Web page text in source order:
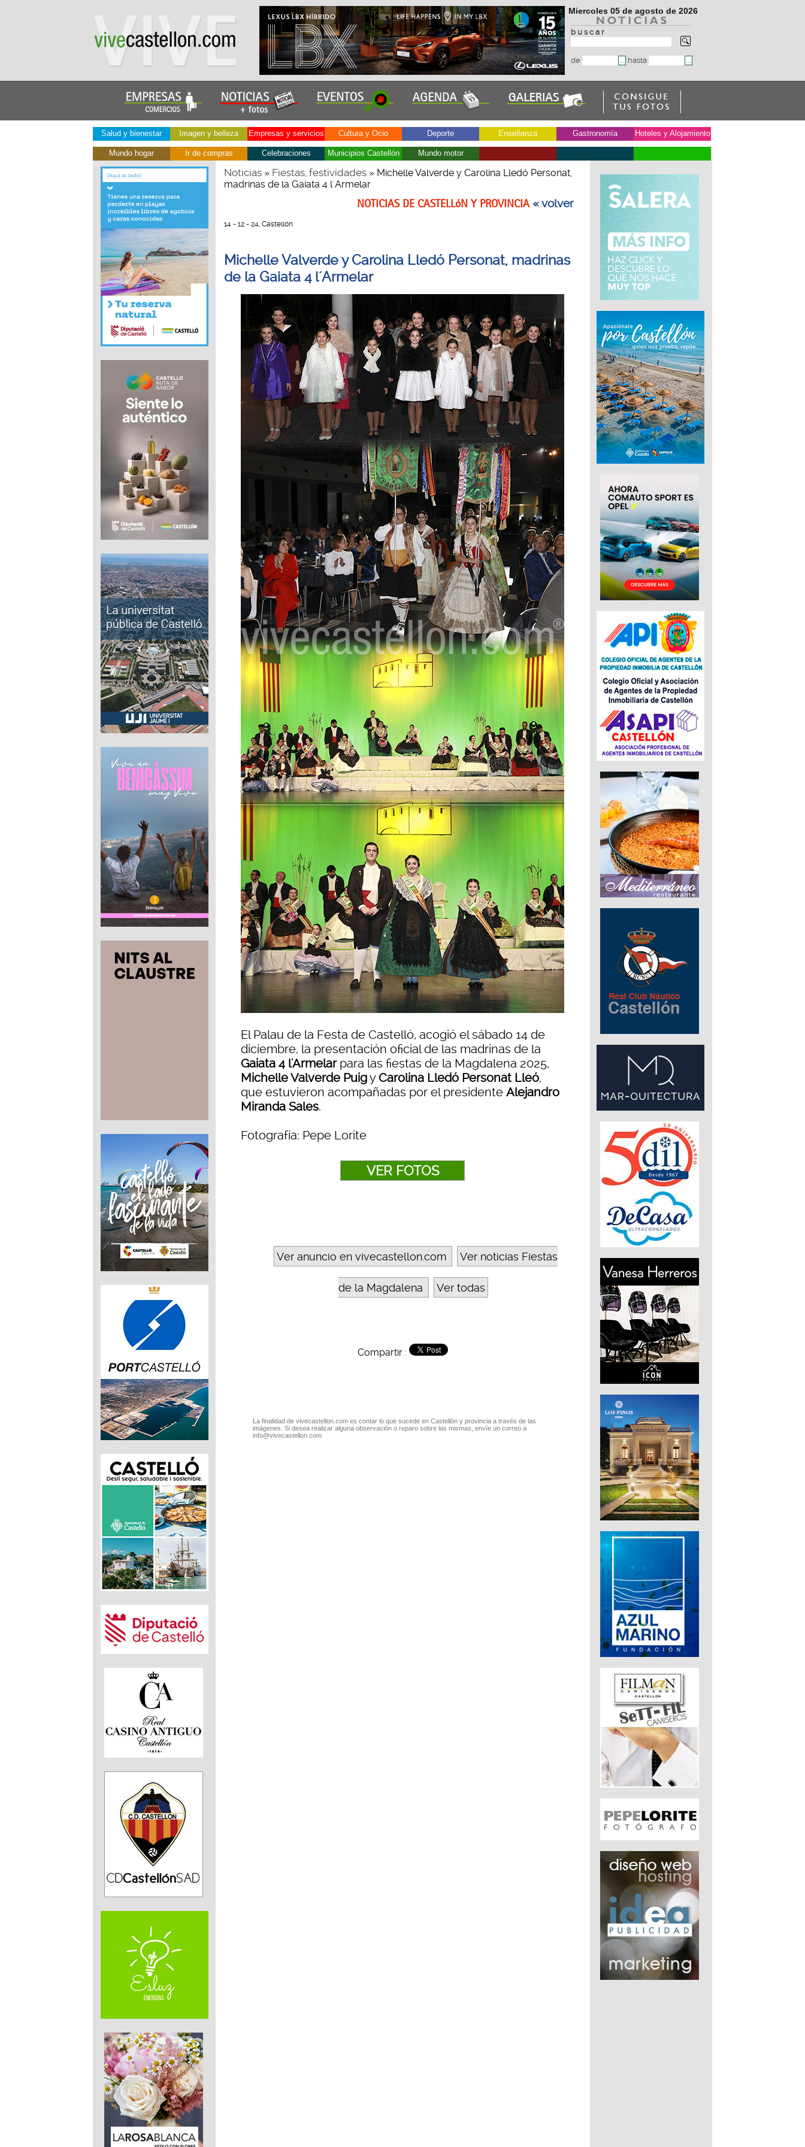
Miercoles 05 de agosto de 2026
b u s c a r
de hasta
Salud y bienestar Imagen y belleza Empresas y servicios Cultura y Ocio Deporte Enseñanza Gastronomía Hoteles y Alojamiento
Mundo hogar Ir de compras Celebraciones Municipios Castellón Mundo motor
Noticias» Fiestas, festividades» Michelle Valverde y Carolina Lledó Personat,
madrinas de la Gaiata 4 l´Armelar
NOTICIAS DE CASTELLóN Y PROVINCIA« volver
14 - 12 - 24, Castellón
Michelle Valverde y Carolina Lledó Personat, madrinas
de la Gaiata 4 l´Armelar
El Palau de la Festa de Castelló, acogió el sábado 14 de
diciembre, la presentación oficial de las madrinas de la
Gaiata 4 l'Armelarpara las fiestas de la Magdalena 2025,
Michelle Valverde PuigyCarolina Lledó Personat Lleó,
que estuvieron acompañadas por el presidente Alejandro
Miranda Sales.
Fotografía: Pepe Lorite
VER FOTOS
Ver anuncio en vivecastellon.com Ver noticias Fiestas
de la Magdalena Ver todas
Compartir :
La finalidad de vivecastellon.com es contar lo que sucede en Castellón y provincia a través de las
imágenes. Si desea realizar alguna observación o reparo sobre las mismas, envíe un correo a
info@vivecastellon.com